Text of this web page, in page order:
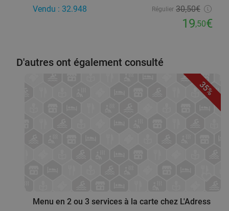
Vendu : 32.948
Régulier 30,50€
19,50€
D'autres ont également consulté
35%
Menu en 2 ou 3 services à la carte chez L'Adress